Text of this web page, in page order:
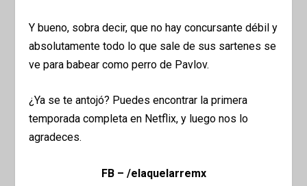
Y bueno, sobra decir, que no hay concursante débil y
absolutamente todo lo que sale de sus sartenes se
ve para babear como perro de Pavlov.
¿Ya se te antojó? Puedes encontrar la primera
temporada completa en Netflix, y luego nos lo
agradeces.
FB – /elaquelarremx